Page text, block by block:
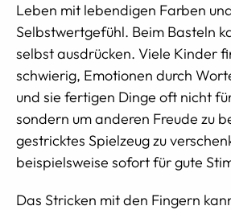
Leben mit lebendigen Farben
Selbstwertgefühl. Beim Basteln
selbst ausdrücken. Viele Kinder
schwierig, Emotionen durch
und sie fertigen Dinge oft nicht
sondern um anderen Freude zu
gestricktes Spielzeug zu
beispielsweise sofort für gute
Das Stricken mit den Fingern